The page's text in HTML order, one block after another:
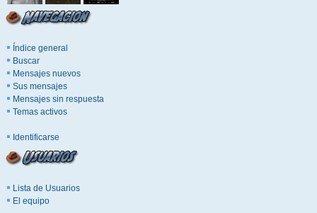
Índice general
Buscar
Mensajes nuevos
Sus mensajes
Mensajes sin respuesta
Temas activos
Identificarse
Lista de Usuarios
El equipo